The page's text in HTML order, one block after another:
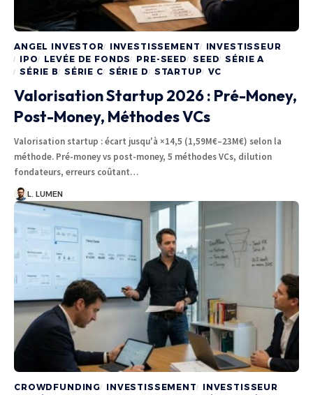
ANGEL INVESTOR INVESTISSEMENT
INVESTISSEUR
IPO
LEVÉE DE FONDS PRE-SEED SEED SÉRIE A
SÉRIE B SÉRIE C SÉRIE D STARTUP VC
Valorisation Startup 2026 : Pré-Money,
Post-Money, Méthodes VCs
Valorisation startup : écart jusqu'à ×14,5 (1,59M€–23M€) selon la
méthode. Pré-money vs post-money, 5 méthodes VCs, dilution
fondateurs, erreurs coûtant…
L. LUMEN
CROWDFUNDING INVESTISSEMENT
INVESTISSEUR